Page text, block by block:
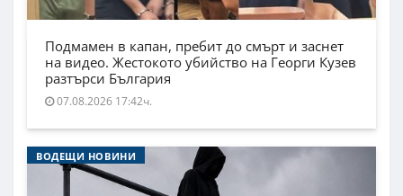
Подмамен в капан, пребит до смърт и заснет
на видео. Жестокото убийство на Георги Кузев
разтърси България
07.08.2026 17:42ч.
ВОДЕЩИ НОВИНИ